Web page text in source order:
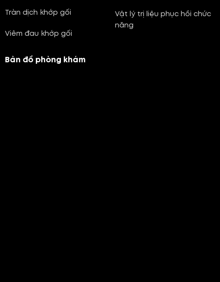
Tràn dịch khớp gối
Viêm đau khớp gối
Vật lý trị liệu phục hồi chức
năng
Bản đồ phòng khám